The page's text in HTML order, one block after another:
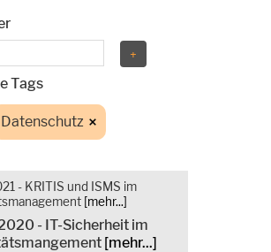
Tags
Datenschutz
- KRITIS und ISMS im
[mehr...]
- IT-Sicherheit im
[mehr...]